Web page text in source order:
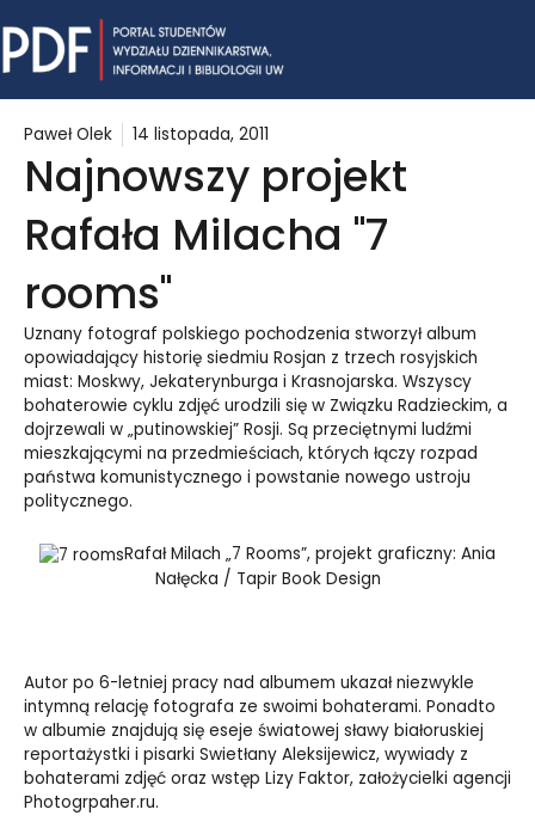
to
content
Paweł Olek 14 listopada, 2011
Najnowszy projekt
Rafała Milacha "7
rooms"
Uznany fotograf polskiego pochodzenia stworzył album
opowiadający historię siedmiu Rosjan z trzech rosyjskich
miast: Moskwy, Jekaterynburga i Krasnojarska. Wszyscy
bohaterowie cyklu zdjęć urodzili się w Związku Radzieckim, a
dojrzewali w „putinowskiej” Rosji. Są przeciętnymi ludźmi
mieszkającymi na przedmieściach, których łączy rozpad
państwa komunistycznego i powstanie nowego ustroju
politycznego.
Rafał Milach „7 Rooms”, projekt graficzny: Ania
Nałęcka / Tapir Book Design
Autor po 6-letniej pracy nad albumem ukazał niezwykle
intymną relację fotografa ze swoimi bohaterami. Ponadto
w albumie znajdują się eseje światowej sławy białoruskiej
reportażystki i pisarki Swietłany Aleksijewicz, wywiady z
bohaterami zdjęć oraz wstęp Lizy Faktor, założycielki agencji
Photogrpaher.ru.